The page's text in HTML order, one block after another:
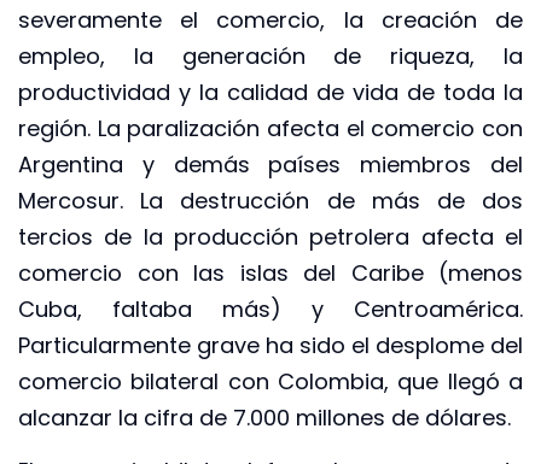
severamente el comercio, la creación de
empleo, la generación de riqueza, la
productividad y la calidad de vida de toda la
región. La paralización afecta el comercio con
Argentina y demás países miembros del
Mercosur. La destrucción de más de dos
tercios de la producción petrolera afecta el
comercio con las islas del Caribe (menos
Cuba, faltaba más) y Centroamérica.
Particularmente grave ha sido el desplome del
comercio bilateral con Colombia, que llegó a
alcanzar la cifra de 7.000 millones de dólares.